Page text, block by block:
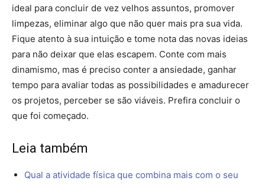
ideal para concluir de vez velhos assuntos, promover
limpezas, eliminar algo que não quer mais pra sua vida.
Fique atento à sua intuição e tome nota das novas ideias
para não deixar que elas escapem. Conte com mais
dinamismo, mas é preciso conter a ansiedade, ganhar
tempo para avaliar todas as possibilidades e amadurecer
os projetos, perceber se são viáveis. Prefira concluir o
que foi começado.
Leia também
Qual a atividade física que combina mais com o seu